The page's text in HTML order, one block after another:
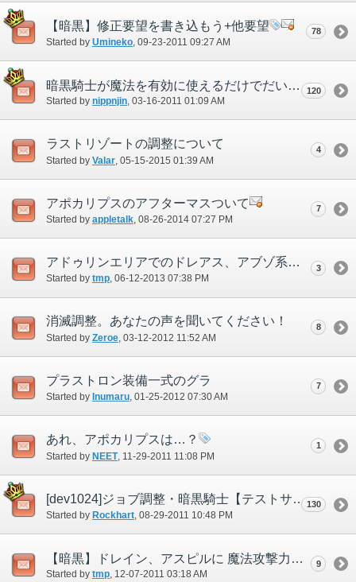
【暗黒】修正要望を書き込もう+他要望
Started by Umineko‎, 09-23-2011 09:27 AM
78
暗黒騎士が魔法を有効に使えるだけでだいぶ変わる
Started by nippnjin‎, 03-16-2011 01:09 AM
120
ラストリゾートの調整について
Started by Valar ‎, 05-15-2015 01:39 AM
4
アポカリプスのアフターマスついて
Started by appletalk‎, 08-26-2014 07:27 PM
7
アドゥリンエリアでのドレアス、アブゾ系のレジ率高くないですか？
Started by tmp‎, 06-12-2013 07:38 PM
3
消滅調整。あなたの声を聞いてください！
Started by Zeroe ‎, 03-12-2012 11:52 AM
8
プラストロン装備一式のグラ
Started by Inumaru‎, 01-25-2012 07:30 AM
7
あれ、アポカリプスは…？
Started by NEET‎, 11-29-2011 11:08 PM
1
[dev1024]ジョブ調整・暗黒騎士【テストサーバーフィードバック】
Started by Rockhart‎, 08-29-2011 10:48 PM
130
【暗黒】ドレイン、アスピルに 魔法攻撃力アップ＋ を反映してほしい！
Started by tmp‎, 12-07-2011 03:18 AM
9